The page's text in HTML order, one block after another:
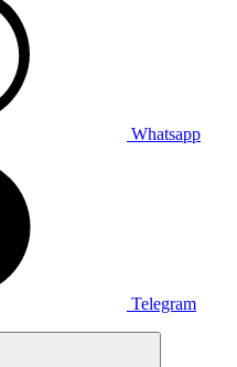
Whatsapp
Telegram